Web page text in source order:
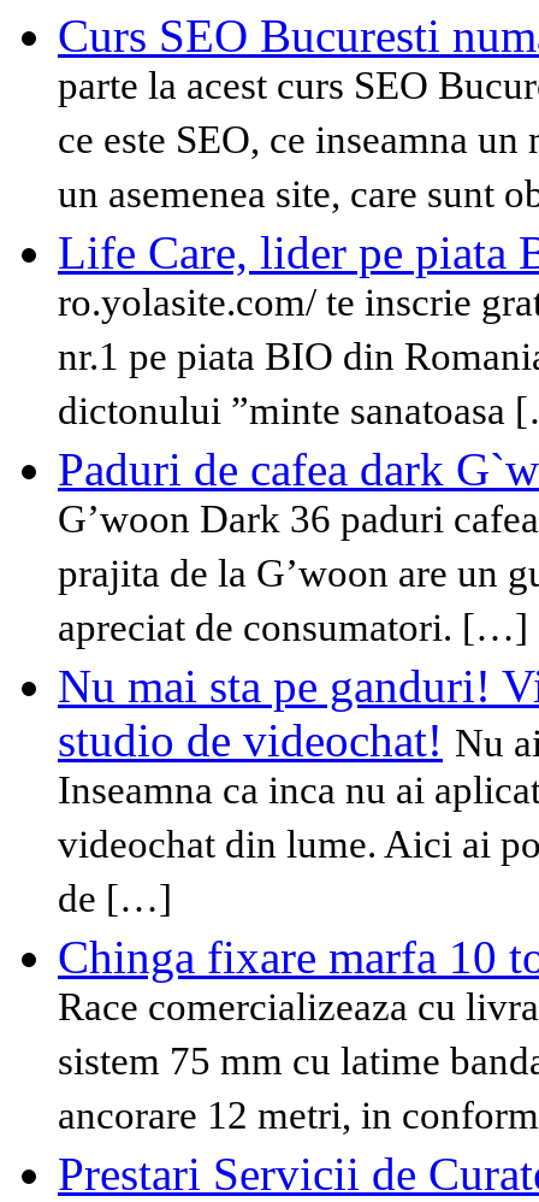
Curs SEO Bucuresti
parte la acest curs SEO
ce este SEO, ce inseamna
un asemenea site, care sunt
Life Care, lider pe piata
ro.yolasite.com/ te inscrie
nr.1 pe piata BIO din
dictonului ”minte sanatoasa
Paduri de cafea dark
G’woon Dark 36 paduri
prajita de la G’woon are un
apreciat de consumatori. […]
Nu mai sta pe ganduri!
studio de videochat! Nu
Inseamna ca inca nu ai
videochat din lume. Aici ai
de […]
Chinga fixare marfa 10
Race comercializeaza cu
sistem 75 mm cu latime
ancorare 12 metri, in
Prestari Servicii de